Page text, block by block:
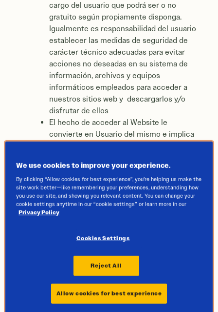
cargo del usuario que podrá ser o no
gratuito según propiamente disponga.
Igualmente es responsabilidad del usuario
establecer las medidas de seguridad de
carácter técnico adecuadas para evitar
acciones no deseadas en su sistema de
información, archivos y equipos
informáticos empleados para acceder a
nuestros sitios web y descargarlos y/o
disfrutar de ellos
El hecho de acceder al Website le
convierte en Usuario del mismo e implica
Por ello, le rogamos lea atentamente las
siguientes:
CONDICIONES DE USO DEL
DE GOODYEAR TIRES ESPAÑA
S.A. (EL WEB)
1. Contenido y responsabilidad.
El Web tiene como finalidad principal dar a
conocer a los Usuarios la
empresaGOODYEAR TIRES ESPAÑA S.A.
We use cookies to improve your experience.
By clicking “Allow cookies for best experience”, you’re helping us make the
site work better—like remembering your preferences, understanding how
you use our site, and showing you relevant content. You can change your
cookie settings anytime in our “cookie settings” or learn more in our
Privacy Policy
Cookies Settings
Reject All
Allow cookies for best experience